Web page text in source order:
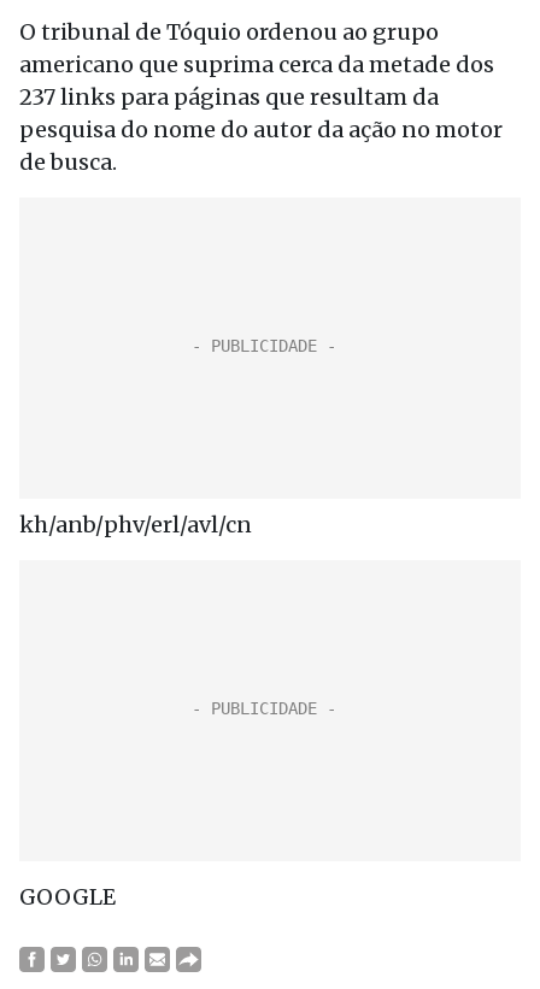
O tribunal de Tóquio ordenou ao grupo
americano que suprima cerca da metade dos
237 links para páginas que resultam da
pesquisa do nome do autor da ação no motor
de busca.
kh/anb/phv/erl/avl/cn
GOOGLE